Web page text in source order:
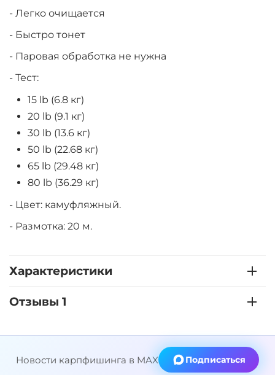
- Легко очищается
- Быстро тонет
- Паровая обработка не нужна
- Тест:
15 lb (6.8 кг)
20 lb (9.1 кг)
30 lb (13.6 кг)
50 lb (22.68 кг)
65 lb (29.48 кг)
80 lb (36.29 кг)
- Цвет: камуфляжный.
- Размотка: 20 м.
Характеристики
Отзывы 1
Новости карпфишинга в MAX Подписаться